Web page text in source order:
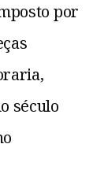
por
século